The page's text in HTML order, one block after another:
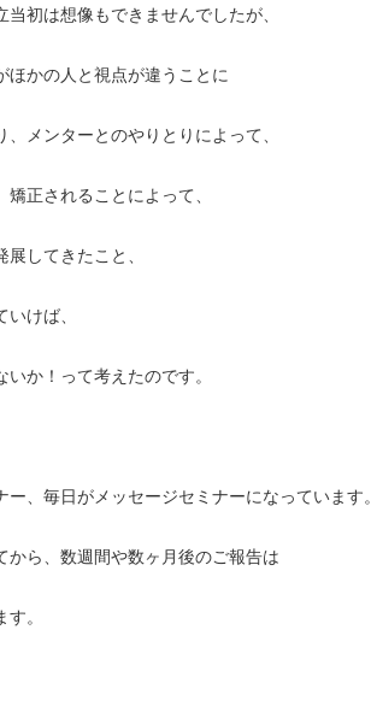
初は想像もできませんでしたが、
ほかの人と視点が違うことに
メンターとのやりとりによって、
正されることによって、
してきたこと、
けば、
か！って考えたのです。
、毎日がメッセージセミナーになっています。
から、数週間や数ヶ月後のご報告は
。